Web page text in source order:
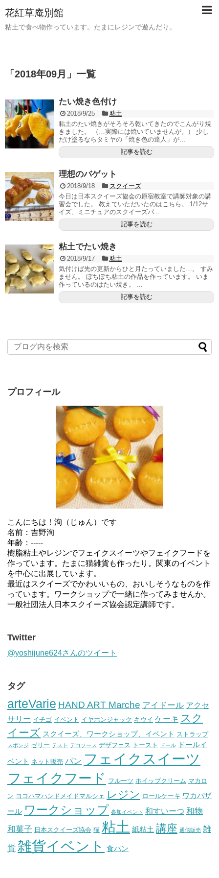
花紅草庵別館
粘土で食べ物作っています。たまにレジンで遊んだり。
「 2018年09月 」 一覧
たい焼き色付け
2018/9/25
粘土
粘土のたい焼きがそろそろ乾いてきたのでこんがり焼
きました。 （…実際には焼いていませんが。） 少し
だけ塗るならタミヤの「焼き色の達人」が...
記事を読む
理想のバゲット
2018/9/18
スクイーズ
今日は日本スクイーズ協会の原宿教室で講師対象の講
習会でした。 教えていただいたのはこちら。 1/12サ
イズ、ミニチュアのスクイーズパ...
記事を読む
粘土でたい焼き
2018/9/17
粘土
気付けば先の更新からひと月たっていました…。 すみ
ません。 ぼちぼち粘土の作品を作っています。 いま
作っているのはたい焼き。 ...
記事を読む
プロフィール
こんにちは！洵（じゅん）です
名前：吉野洵
年齢：-----
樹脂粘土やレジンでフェイクスイーツやフェイクフードを
作っています。たまに猫雑貨も作ったり。関東のイベント
を中心に出展しています。
最近はスクイーズでかわいいもの、おいしそうなものを作
っています。ワークショップで一緒に作ってみませんか。
一般社団法人日本スクイーズ協会認定講師です。
Twitter
@yoshijune624さんのツイート
タグ
arteVarie HAND ART Marche アイドール アクセ
サリー イチゴ イベント イヤホンジャック キウイ ケーキ スク
イーズ スクイーズ、ワークショップ、イベント ストラップ
スポンジ ゼリー テスト デコソース デザフェス トースト ドール ドールイ
ベント ネット販売 パン フェイクスイーツ
フェイクフード フルーツ ホイップクリーム マカロ
ン ヨコハマハンドメイドマルシェ レジン ロールケーキ ワカバザ
ール ワークショップ 参加イベント 和すいーつ 和物
和菓子 日本スクイーズ協会 猫 粘土 紙粘土 講座 通信販売 雑
貨 雑貨イベント 食パン